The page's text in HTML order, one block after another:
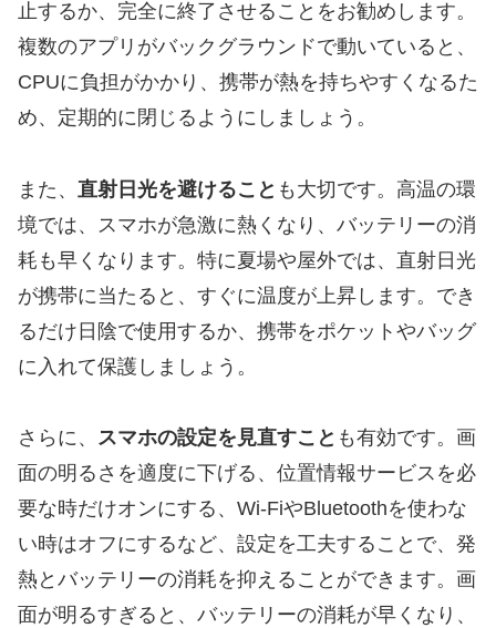
止するか、完全に終了させることをお勧めします。
複数のアプリがバックグラウンドで動いていると、
CPUに負担がかかり、携帯が熱を持ちやすくなるた
め、定期的に閉じるようにしましょう。
また、 直射日光を避けること も大切です。高温の環
境では、スマホが急激に熱くなり、バッテリーの消
耗も早くなります。特に夏場や屋外では、直射日光
が携帯に当たると、すぐに温度が上昇します。でき
るだけ日陰で使用するか、携帯をポケットやバッグ
に入れて保護しましょう。
さらに、 スマホの設定を見直すこと も有効です。画
面の明るさを適度に下げる、位置情報サービスを必
要な時だけオンにする、Wi-FiやBluetoothを使わな
い時はオフにするなど、設定を工夫することで、発
熱とバッテリーの消耗を抑えることができます。画
面が明るすぎると、バッテリーの消耗が早くなり、